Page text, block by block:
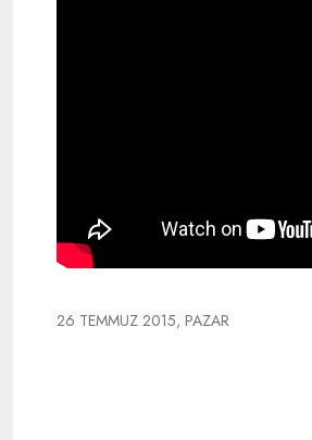
26 TEMMUZ 2015, PAZAR